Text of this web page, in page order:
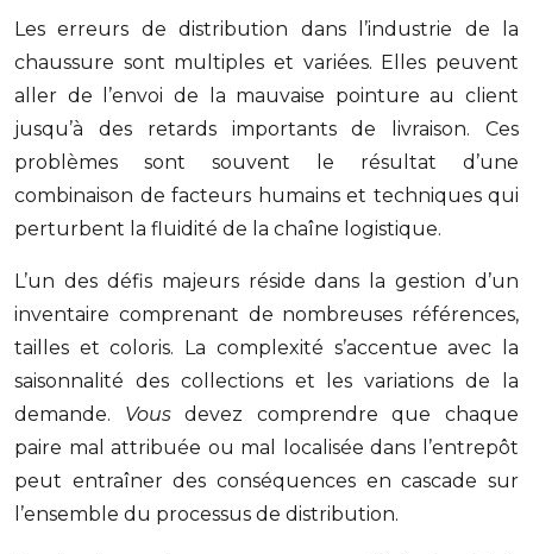
Les erreurs de distribution dans l’industrie de la
chaussure sont multiples et variées. Elles peuvent
aller de l’envoi de la mauvaise pointure au client
jusqu’à des retards importants de livraison. Ces
problèmes sont souvent le résultat d’une
combinaison de facteurs humains et techniques qui
perturbent la fluidité de la chaîne logistique.
L’un des défis majeurs réside dans la gestion d’un
inventaire comprenant de nombreuses références,
tailles et coloris. La complexité s’accentue avec la
saisonnalité des collections et les variations de la
demande. Vousdevez comprendre que chaque
paire mal attribuée ou mal localisée dans l’entrepôt
peut entraîner des conséquences en cascade sur
l’ensemble du processus de distribution.